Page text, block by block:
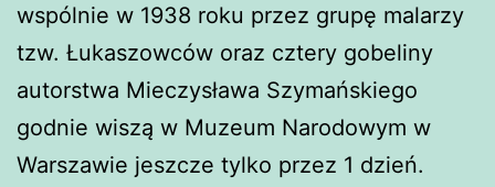
wspólnie w 1938 roku przez grupę malarzy
tzw. Łukaszowców oraz cztery gobeliny
autorstwa Mieczysława Szymańskiego
godnie wiszą w Muzeum Narodowym w
Warszawie jeszcze tylko przez 1 dzień.